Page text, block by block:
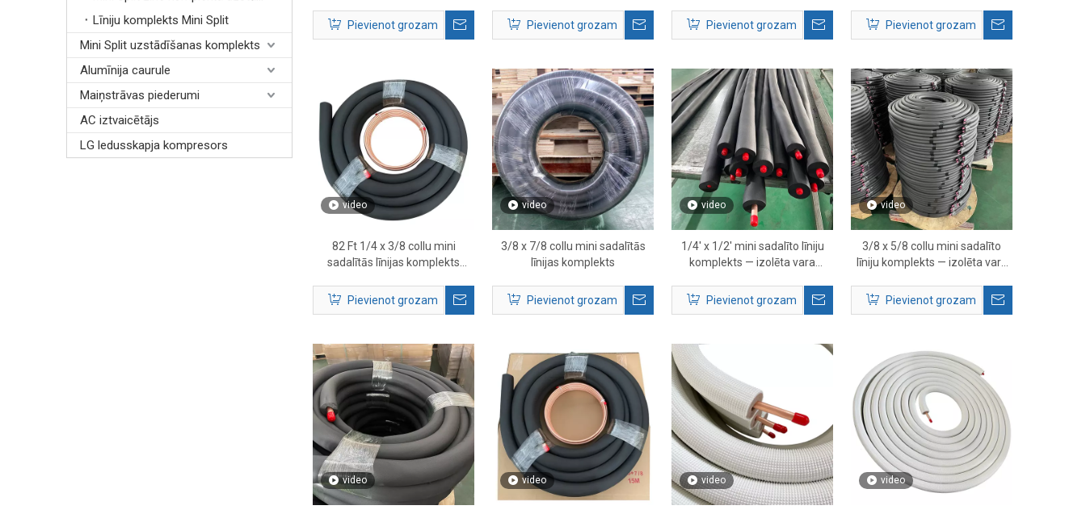
Līniju komplekts Mini Split
Mini Split uzstādīšanas komplekts
Alumīnija caurule
Maiņstrāvas piederumi
AC iztvaicētājs
LG ledusskapja kompresors
Pievienot grozam Pievienot grozam
HVAC vara aukstumaģenta
caurule
Pievienot grozam Pievienot grozam
video
82 Ft 1/4 x 3/8 collu mini
sadalītās līnijas komplekts
sistēmām
Pievienot grozam
video
3/8 x 7/8 collu mini sadalītās
līnijas komplekts
Pievienot grozam
video
1/4' x 1/2' mini sadalīto līniju
komplekts — izolēta vara
sistēmām
Pievienot grozam
video
3/8 x 5/8 collu mini sadalīto
līniju komplekts — izolēta vara
sistēmām
Pievienot grozam
video video video video